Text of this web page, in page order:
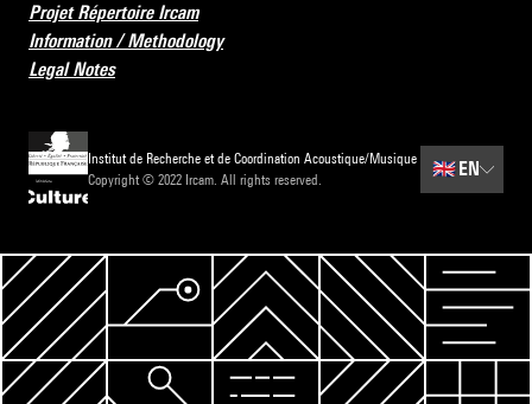
Projet Répertoire Ircam
Information / Methodology
Legal Notes
Institut de Recherche et de Coordination Acoustique/Musique
Copyright © 2022 Ircam. All rights reserved.
🇬🇧 EN